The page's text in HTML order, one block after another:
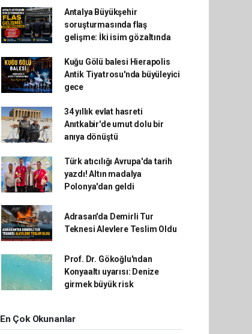
Antalya Büyükşehir
soruşturmasında flaş
gelişme: İki isim gözaltında
Kuğu Gölü balesi Hierapolis
Antik Tiyatrosu'nda büyüleyici
gece
34 yıllık evlat hasreti
Anıtkabir'de umut dolu bir
anıya dönüştü
Türk atıcılığı Avrupa'da tarih
yazdı! Altın madalya
Polonya'dan geldi
Adrasan'da Demirli Tur
Teknesi Alevlere Teslim Oldu
Prof. Dr. Gökoğlu'ndan
Konyaaltı uyarısı: Denize
girmek büyük risk
En Çok Okunanlar